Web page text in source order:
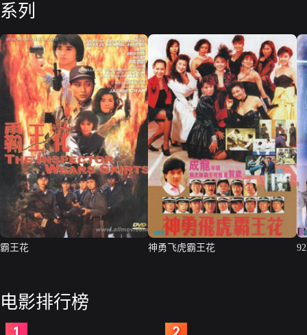
系列
霸王花 神勇飞虎霸王花
电影排行榜